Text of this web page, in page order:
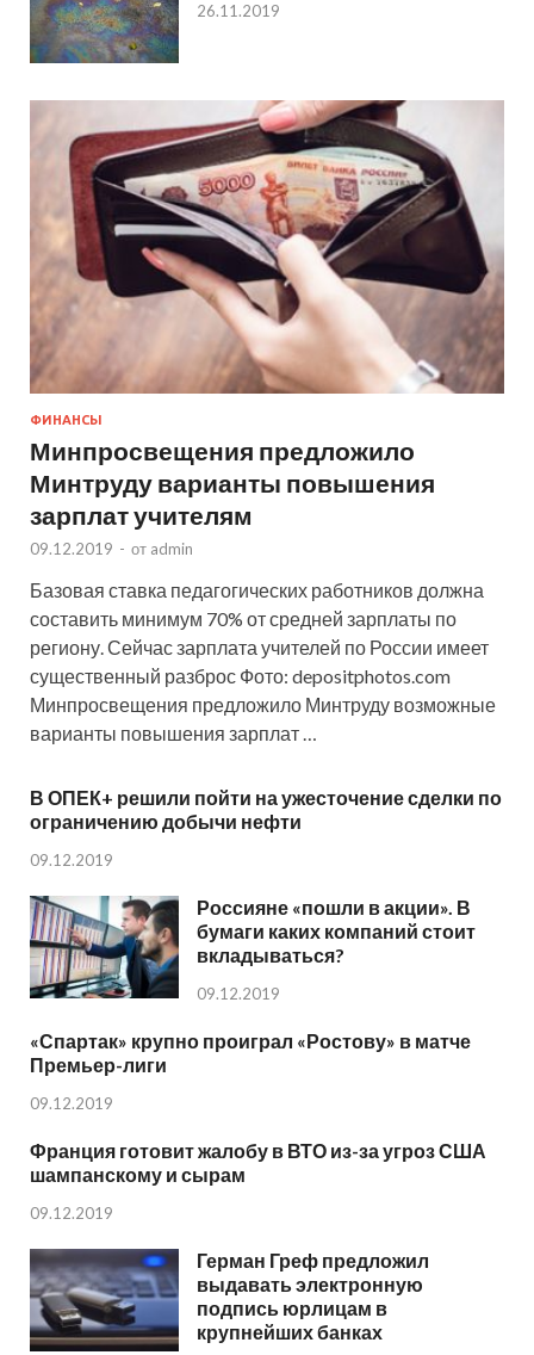
26.11.2019
ФИНАНСЫ
Минпросвещения предложило
Минтруду варианты повышения
зарплат учителям
09.12.2019 - от admin
Базовая ставка педагогических работников должна
составить минимум 70% от средней зарплаты по
региону. Сейчас зарплата учителей по России имеет
существенный разброс Фото: depositphotos.com
Минпросвещения предложило Минтруду возможные
варианты повышения зарплат …
В ОПЕК+ решили пойти на ужесточение сделки по
ограничению добычи нефти
09.12.2019
Россияне «пошли в акции». В
бумаги каких компаний стоит
вкладываться?
09.12.2019
«Спартак» крупно проиграл «Ростову» в матче
Премьер-лиги
09.12.2019
Франция готовит жалобу в ВТО из-за угроз США
шампанскому и сырам
09.12.2019
Герман Греф предложил
выдавать электронную
подпись юрлицам в
крупнейших банках